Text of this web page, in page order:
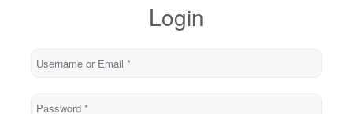
Login
Username or Email
Password*